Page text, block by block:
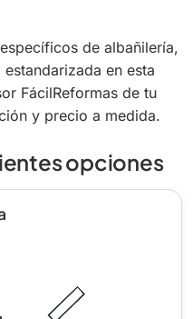
de albañilería,
en esta
FácilReformas de tu
y precio a medida.
opciones